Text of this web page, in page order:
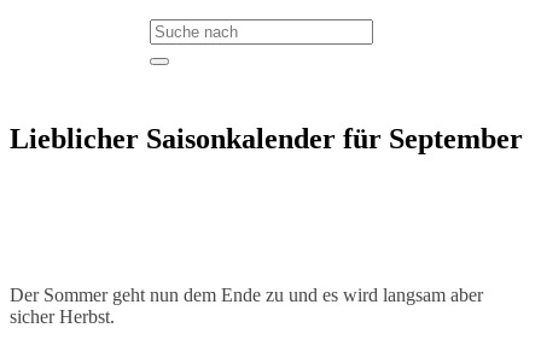
Lieblicher Saisonkalender für September
Der Sommer geht nun dem Ende zu und es wird langsam aber
sicher Herbst.